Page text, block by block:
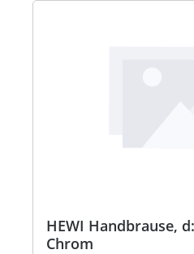
HEWI Handbrause,
Chrom